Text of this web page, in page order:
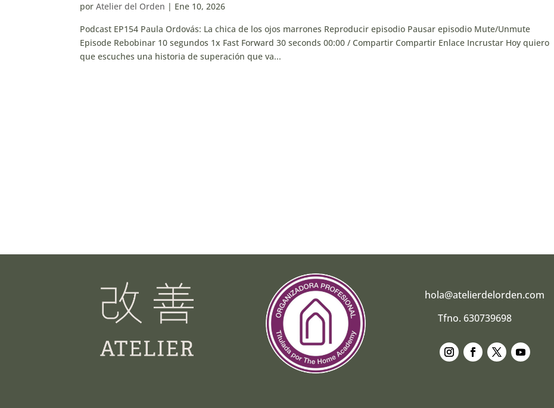
porAtelier del Orden | Ene 10, 2026
Podcast EP154 Paula Ordovás: La chica de los ojos marrones Reproducir episodio Pausar episodio Mute/Unmute
Episode Rebobinar 10 segundos 1x Fast Forward 30 seconds 00:00 / Compartir Compartir Enlace Incrustar Hoy quiero
que escuches una historia de superación que va...
hola@atelierdelorden.com
Tfno. 630739698